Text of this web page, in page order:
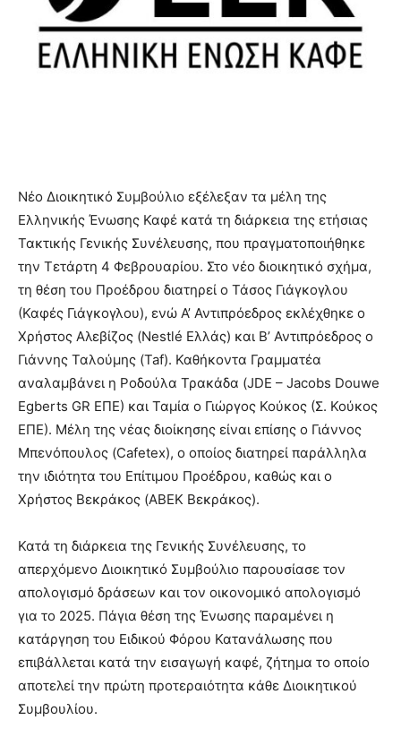
Νέο Διοικητικό Συμβούλιο εξέλεξαν τα μέλη της
Ελληνικής Ένωσης Καφέ κατά τη διάρκεια της ετήσιας
Τακτικής Γενικής Συνέλευσης, που πραγματοποιήθηκε
την Τετάρτη 4 Φεβρουαρίου. Στο νέο διοικητικό σχήμα,
τη θέση του Προέδρου διατηρεί ο Τάσος Γιάγκογλου
(Καφές Γιάγκογλου), ενώ Α’ Αντιπρόεδρος εκλέχθηκε ο
Χρήστος Αλεβίζος (Nestlé Ελλάς) και Β’ Αντιπρόεδρος ο
Γιάννης Ταλούμης (Taf). Καθήκοντα Γραμματέα
αναλαμβάνει η Ροδούλα Τρακάδα (JDE – Jacobs Douwe
Egberts GR ΕΠΕ) και Ταμία ο Γιώργος Κούκος (Σ. Κούκος
ΕΠΕ). Μέλη της νέας διοίκησης είναι επίσης ο Γιάννος
Μπενόπουλος (Cafetex), ο οποίος διατηρεί παράλληλα
την ιδιότητα του Επίτιμου Προέδρου, καθώς και ο
Χρήστος Βεκράκος (ABEK Βεκράκος).
Κατά τη διάρκεια της Γενικής Συνέλευσης, το
απερχόμενο Διοικητικό Συμβούλιο παρουσίασε τον
απολογισμό δράσεων και τον οικονομικό απολογισμό
για το 2025. Πάγια θέση της Ένωσης παραμένει η
κατάργηση του Ειδικού Φόρου Κατανάλωσης που
επιβάλλεται κατά την εισαγωγή καφέ, ζήτημα το οποίο
αποτελεί την πρώτη προτεραιότητα κάθε Διοικητικού
Συμβουλίου.